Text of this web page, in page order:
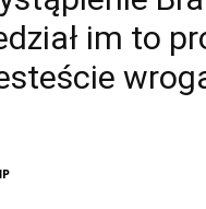
im to